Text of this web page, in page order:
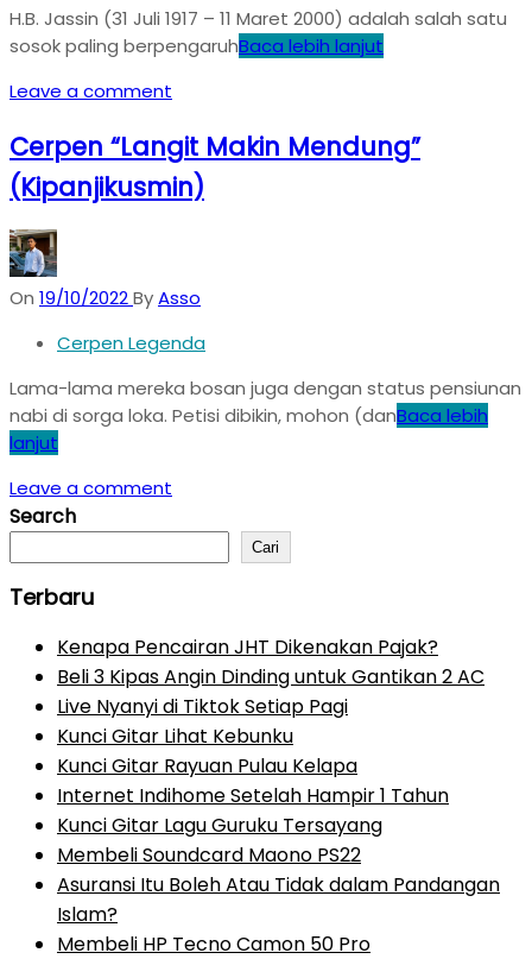
H.B. Jassin (31 Juli 1917 – 11 Maret 2000) adalah salah satu
sosok paling berpengaruhBaca lebih lanjut
Leave a comment
Cerpen “Langit Makin Mendung”
(Kipanjikusmin)
On 19/10/2022ByAsso
Cerpen Legenda
Lama-lama mereka bosan juga dengan status pensiunan
nabi di sorga loka. Petisi dibikin, mohon (danBaca lebih
lanjut
Leave a comment
Search
Cari
Terbaru
Kenapa Pencairan JHT Dikenakan Pajak?
Beli 3 Kipas Angin Dinding untuk Gantikan 2 AC
Live Nyanyi di Tiktok Setiap Pagi
Kunci Gitar Lihat Kebunku
Kunci Gitar Rayuan Pulau Kelapa
Internet Indihome Setelah Hampir 1 Tahun
Kunci Gitar Lagu Guruku Tersayang
Membeli Soundcard Maono PS22
Asuransi Itu Boleh Atau Tidak dalam Pandangan
Islam?
Membeli HP Tecno Camon 50 Pro